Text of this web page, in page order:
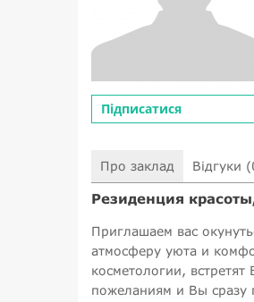
Підписатися
Про заклад Відгуки
Резиденция
Приглашаем вас
атмосферу уюта и
косметологии,
пожеланиям и Вы сразу